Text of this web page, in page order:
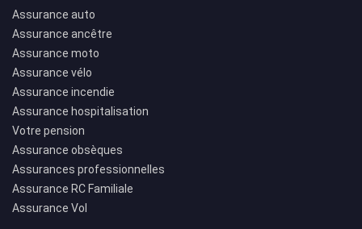
Assurance auto
Assurance ancêtre
Assurance moto
Assurance vélo
Assurance incendie
Assurance hospitalisation
Votre pension
Assurance obsèques
Assurances professionnelles
Assurance RC Familiale
Assurance Vol